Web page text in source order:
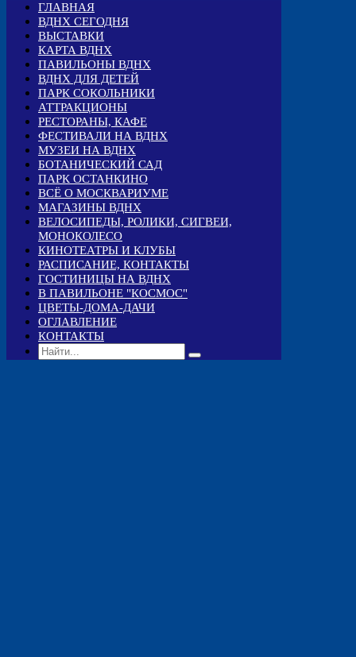
ГЛАВНАЯ
ВДНХ СЕГОДНЯ
ВЫСТАВКИ
КАРТА ВДНХ
ПАВИЛЬОНЫ ВДНХ
ВДНХ ДЛЯ ДЕТЕЙ
ПАРК СОКОЛЬНИКИ
АТТРАКЦИОНЫ
РЕСТОРАНЫ, КАФЕ
ФЕСТИВАЛИ НА ВДНХ
МУЗЕИ НА ВДНХ
БОТАНИЧЕСКИЙ САД
ПАРК ОСТАНКИНО
ВСЁ О МОСКВАРИУМЕ
МАГАЗИНЫ ВДНХ
ВЕЛОСИПЕДЫ, РОЛИКИ, СИГВЕИ,
МОНОКОЛЕСО
КИНОТЕАТРЫ И КЛУБЫ
РАСПИСАНИЕ, КОНТАКТЫ
ГОСТИНИЦЫ НА ВДНХ
В ПАВИЛЬОНЕ "КОСМОС"
ЦВЕТЫ-ДОМА-ДАЧИ
ОГЛАВЛЕНИЕ
КОНТАКТЫ